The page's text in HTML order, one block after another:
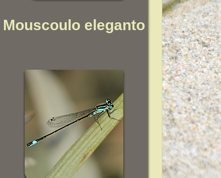
Mouscoulo eleganto